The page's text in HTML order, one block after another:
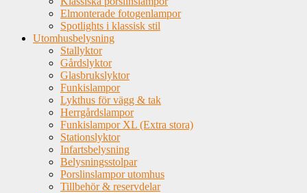
Elmonterade fotogenlampor
Spotlights i klassisk stil
Utomhusbelysning
Stallyktor
Gårdslyktor
Glasbrukslyktor
Funkislampor
Lykthus för vägg & tak
Herrgårdslampor
Funkislampor XL (Extra stora)
Stationslyktor
Infartsbelysning
Belysningsstolpar
Porslinslampor utomhus
Tillbehör & reservdelar